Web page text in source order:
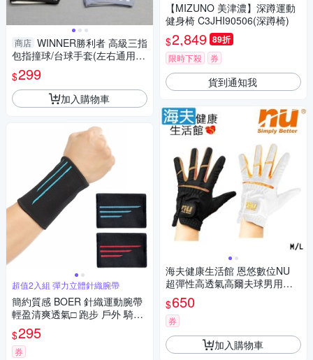
商店 WINNER勝利者 高級三指
包指撞球/台球手套(左右通用)O
NE SIZE
$299
加入購物車
超值2入組 彈力立體針織腕帶
簡約質感 BOER 針織運動腕帶
輕盈清爽透氣□ 跑步 戶外 騎車
健身 運動 保護 腕帶 擦汗吸汗
親膚好配戴 穿戴舒適 手腕巾□
超值2入組!!
$295
券
【MIZUNO 美津濃】深蹲運動
健身椅 C3JHI90506(深蹲椅)
$2,849 89折
限時下殺 券
貨到通知我
海夫健康生活館 恩悠數位NU
超彈性高透氣高爾夫球男用手
套 左手單入 黑/白 9GL171MB
O0
$650
券
加入購物車